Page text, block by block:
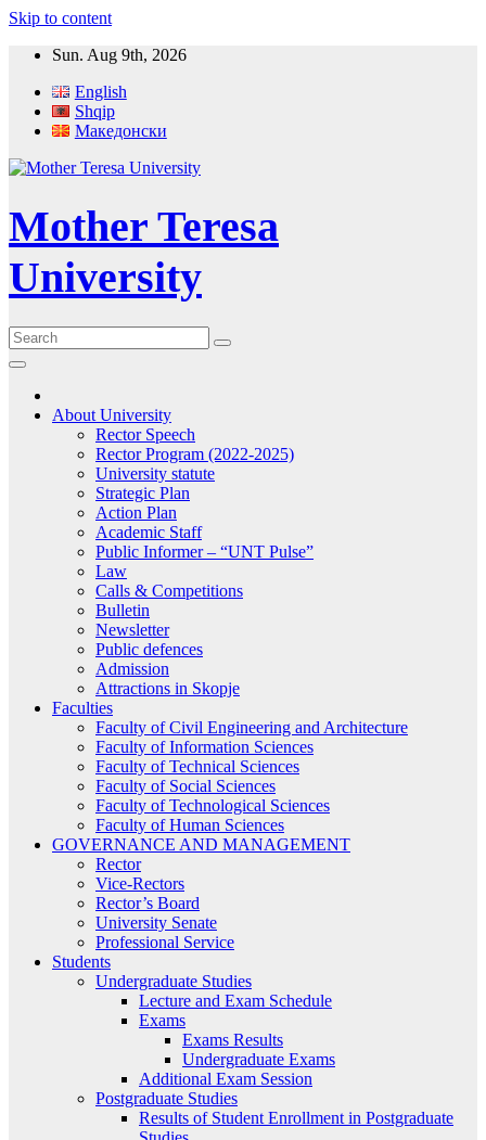
Skip to content
Sun. Aug 9th, 2026
English
Shqip
Македонски
Mother Teresa
University
About University
Rector Speech
Rector Program (2022-2025)
University statute
Strategic Plan
Action Plan
Academic Staff
Public Informer – “UNT Pulse”
Law
Calls & Competitions
Bulletin
Newsletter
Public defences
Admission
Attractions in Skopje
Faculties
Faculty of Civil Engineering and Architecture
Faculty of Information Sciences
Faculty of Technical Sciences
Faculty of Social Sciences
Faculty of Technological Sciences
Faculty of Human Sciences
GOVERNANCE AND MANAGEMENT
Rector
Vice-Rectors
Rector’s Board
University Senate
Professional Service
Students
Undergraduate Studies
Lecture and Exam Schedule
Exams
Exams Results
Undergraduate Exams
Additional Exam Session
Postgraduate Studies
Results of Student Enrollment in Postgraduate